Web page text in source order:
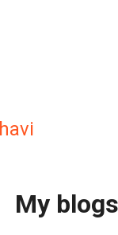
My blogs